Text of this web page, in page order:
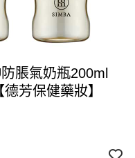
脹氣奶瓶200ml
芳保健藥妝】